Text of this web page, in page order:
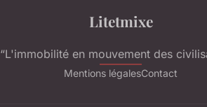
Litetmixe
“L'immobilité en mouvement des
Mentions légalesContact